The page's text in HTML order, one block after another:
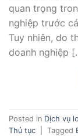
quan trọng
nghiệp trước
Tuy nhiên, do
doanh nghiệp
Posted in Dịch vụ
Thủ tục
Tagged